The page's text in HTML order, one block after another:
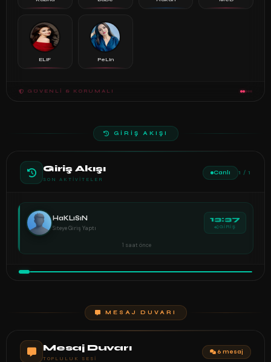
ELiF PeLin
GÜVENLI & KORUMALI
GİRİŞ AKIŞI
Giriş Akışı
SON AKTIVITELER
Canlı 1 / 1
HaKLıSıN
Siteye Giriş Yaptı
13:37
GİRİŞ
1 saat önce
MESAJ DUVARI
Mesaj Duvarı
TOPLULUK SESI
6 mesaj